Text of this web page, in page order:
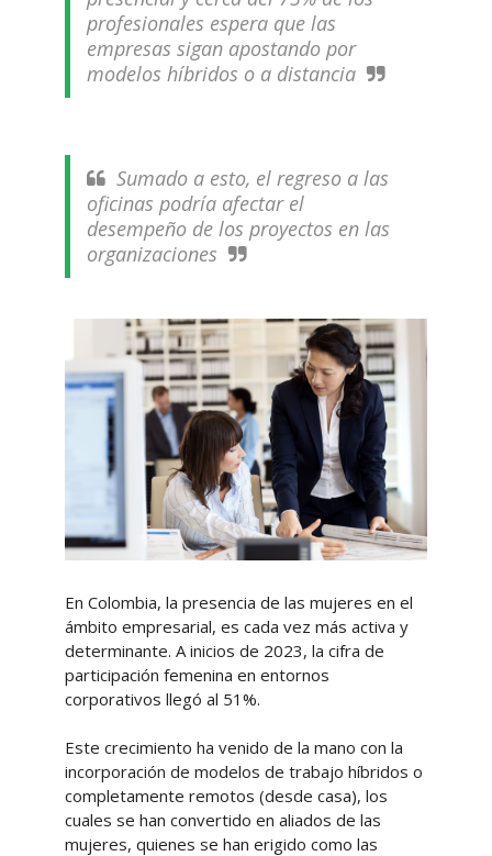
profesionales espera que las
empresas sigan apostando por
modelos híbridos o a distancia
Sumado a esto, el regreso a las
oficinas podría afectar el
desempeño de los proyectos en las
organizaciones
En Colombia, la presencia de las mujeres en el
ámbito empresarial, es cada vez más activa y
determinante. A inicios de 2023, la cifra de
participación femenina en entornos
corporativos llegó al 51%.
Este crecimiento ha venido de la mano con la
incorporación de modelos de trabajo híbridos o
completamente remotos (desde casa), los
cuales se han convertido en aliados de las
mujeres, quienes se han erigido como las